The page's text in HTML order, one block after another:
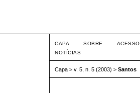
CAPA SOBRE ACESSO
NOTÍCIAS
Capa > v. 5, n. 5 (2003) > Santos